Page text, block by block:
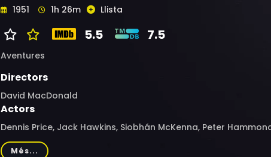
1951 1h 26m Llista
5.5 7.5
Aventures
Directors
David MacDonald
Actors
Dennis Price, Jack Hawkins, Siobhán McKenna, Peter
Ronald Adam, Martin Boddey, Philip Ray, Walter Horsbrugh,
Més...